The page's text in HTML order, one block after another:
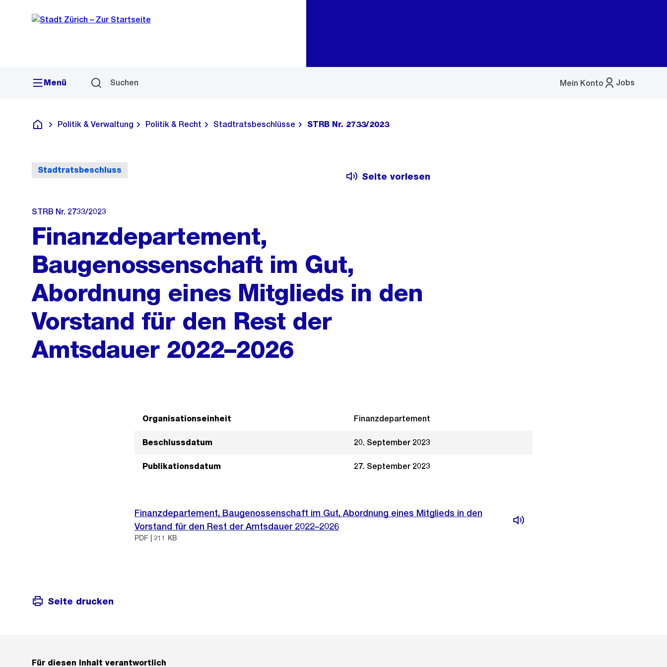
Navigation
Sprunglink
Menü Suchen Jobs
Mein Konto
Menü
Deutsch
Politik & Verwaltung Politik & Recht Stadtratsbeschlüsse STRB Nr. 2733/2023
Stadtratsbeschluss
Seite vorlesen
STRB Nr. 2733/2023
Finanzdepartement,
Baugenossenschaft im Gut,
Abordnung eines Mitglieds in den
Vorstand für den Rest der
Amtsdauer 2022–2026
Organisationseinheit Finanzdepartement
Beschlussdatum 20. September 2023
Publikationsdatum 27. September 2023
Finanzdepartement, Baugenossenschaft im Gut, Abordnung eines Mitglieds in den
Vorstand für den Rest der Amtsdauer 2022–2026
PDF | 211 KB
Seite drucken
Für diesen Inhalt verantwortlich